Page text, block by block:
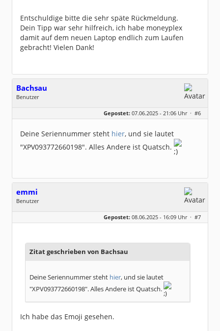
Entschuldige bitte die sehr späte Rückmeldung.
Dein Tipp war sehr hilfreich, ich habe moneyplex
damit auf dem neuen Laptop endlich zum Laufen
gebracht! Vielen Dank!
Bachsau
Benutzer
Dabei seit:
03 / 2025
Gepostet: 07.06.2025 - 21:06 Uhr · #6
Deine Seriennummer steht hier, und sie lautet
"XPV093772660198". Alles Andere ist Quatsch.
emmi
Benutzer
Geschlecht:
keine Angabe
Dabei seit:
11 / 2012
Gepostet: 08.06.2025 - 16:09 Uhr · #7
Zitat geschrieben von Bachsau
Deine Seriennummer steht hier, und sie lautet
"XPV093772660198". Alles Andere ist Quatsch.
Ich habe das Emoji gesehen.